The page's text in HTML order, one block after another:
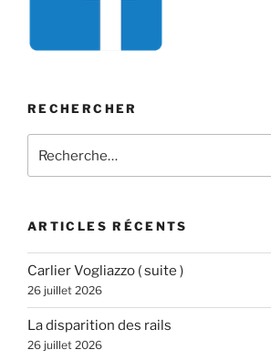
RECHERCHER
pour
ARTICLES RÉCENTS
Carlier Vogliazzo ( suite )
26 juillet 2026
La disparition des rails
26 juillet 2026